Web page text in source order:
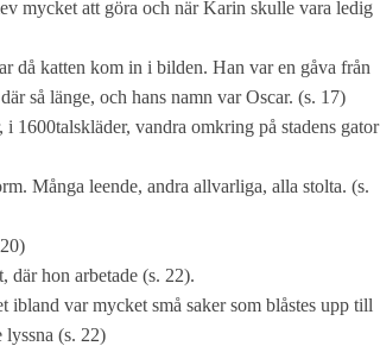
mycket att göra och när Karin skulle vara ledig
då katten kom in i bilden. Han var en gåva från
så länge, och hans namn var Oscar. (s. 17)
1600talskläder, vandra omkring på stadens gator
Många leende, andra allvarliga, alla stolta. (s.
där hon arbetade (s. 22).
var mycket små saker som blåstes upp till
(s. 22)